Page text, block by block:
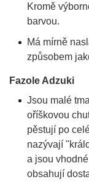
Kromě
barvou.
Má mírně
způsobem
Fazole Adzuki
Jsou malé
oříškovou
pěstují po
nazývají
a jsou
obsahují